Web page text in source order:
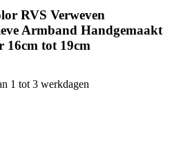
RVS Verweven
Armband Handgemaakt
16cm tot 19cm
1 tot 3 werkdagen